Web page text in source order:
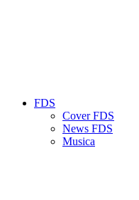
FDS
Cover FDS
News FDS
Musica